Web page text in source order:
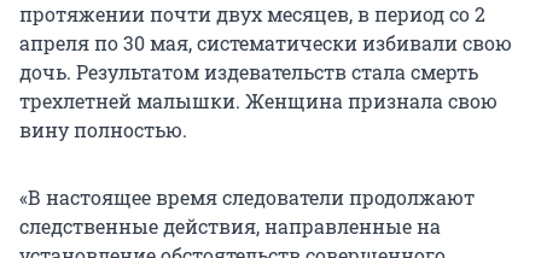
протяжении почти двух месяцев, в период со 2
апреля по 30 мая, систематически избивали свою
дочь. Результатом издевательств стала смерть
трехлетней малышки. Женщина признала свою
вину полностью.
«В настоящее время следователи продолжают
следственные действия, направленные на